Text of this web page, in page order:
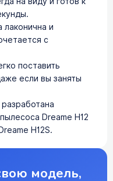
лаконична и
с
поставить
если вы заняты
Dreame H12
H12S.
модель,